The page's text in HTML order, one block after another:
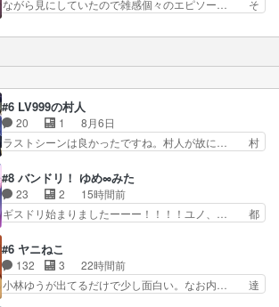
てたから、ひょっとして…
は終わるわけだけど妹との… 林檎飴天女抄(前
ながら見にしていたので雑感個々のエピソー… そ
ぁ、なんか感動的でもあり寂しいようでも… とて
朝顔が現代に戻って終わった最終回だ… りんご飴
抄この話、凄いな。なんで甚夜は… 話が良すぎ
て、ここまでちゃんと見続けて来… 」なところが
あるアニメは基本的に時間の流… アクションもい
いけど、心に響く作品ってい…
#6 LV999の村人
20 1
8月6日
ラストシーンは良かったですね。村人が故に… 村
スと10年後に結婚の約束をした鏡ずっ… カジノ
スタッフ募集するも集まらない更に追… 王命でク
ルルの監視をすることになったデビ… 最強の村
人・鏡との出会いで少しは変わった… やはり何か
への恨みは根深そうやね姫を舐… 新キャラが登場
早々変態扱いされてる件。タ… まだまだお元気そ
うなお声で……不意打ち過…
#8 バンドリ！ ゆめ∞みた
23 2
15時間前
ギスドリ始まりましたーーー！！！！ユノ、… 都
復を見守っていかないと、ですね！！み… 開幕聞
き取りスタッフに定治いなかった？ま… ののちゃ
んのお手当てはお節介だったりする… ビオラの立
ち回り害悪すぎるお近づきの印が… ・律っちゃん
#6 ヤニねこ
132 3
22時間前
小林ゆうが出てるだけで少し面白い。なお内… 達